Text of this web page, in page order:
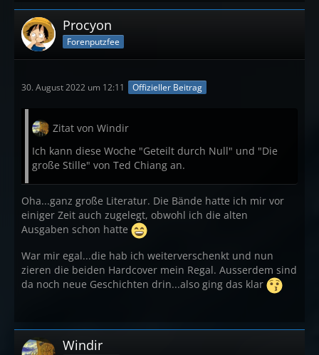
Procyon
Forenputzfee
30. August 2022 um 12:11 Offizieller Beitrag
Zitat von Windir
Ich kann diese Woche "Geteilt durch Null" und "Die
große Stille" von Ted Chiang an.
Oha...ganz große Literatur. Die Bände hatte ich mir vor
einiger Zeit auch zugelegt, obwohl ich die alten
Ausgaben schon hatte
War mir egal...die hab ich weiterverschenkt und nun
zieren die beiden Hardcover mein Regal. Ausserdem sind
da noch neue Geschichten drin...also ging das klar
Windir